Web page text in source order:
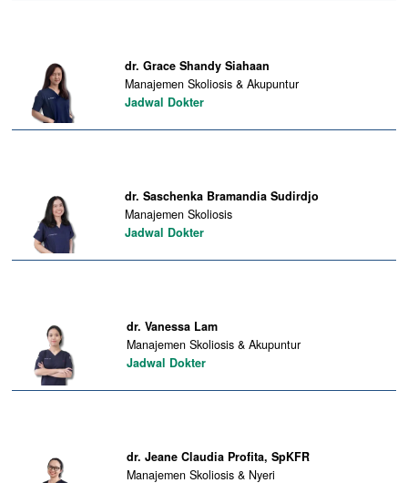
dr. Grace Shandy Siahaan
Manajemen Skoliosis & Akupuntur
Jadwal Dokter
dr. Saschenka Bramandia Sudirdjo
Manajemen Skoliosis
Jadwal Dokter
dr. Vanessa Lam
Manajemen Skoliosis & Akupuntur
Jadwal Dokter
dr. Jeane Claudia Profita, SpKFR
Manajemen Skoliosis & Nyeri